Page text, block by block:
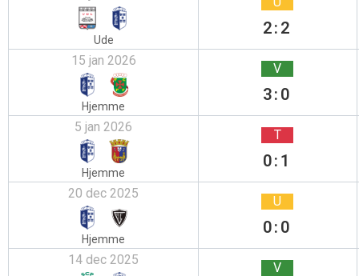
Ude
2:2
15 jan 2026
Hjemme
V
3:0
5 jan 2026
Hjemme
T
0:1
20 dec 2025
Hjemme
U
0:0
14 dec 2025 V